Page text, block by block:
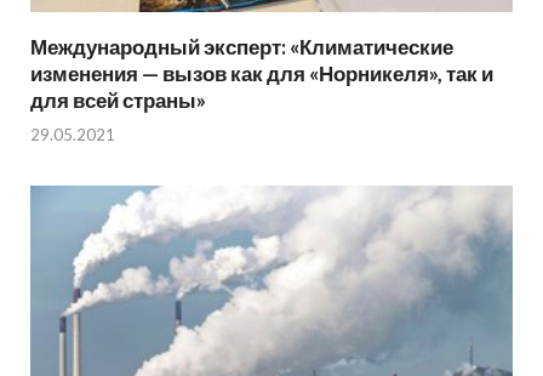
Международный эксперт: «Климатические
изменения — вызов как для «Норникеля», так и
для всей страны»
29.05.2021